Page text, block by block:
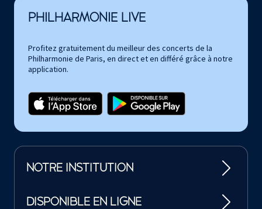
PHILHARMONIE LIVE
Profitez gratuitement du meilleur des concerts de la
Philharmonie de Paris, en direct et en différé grâce à notre
application.
NOTRE INSTITUTION
DISPONIBLE EN LIGNE